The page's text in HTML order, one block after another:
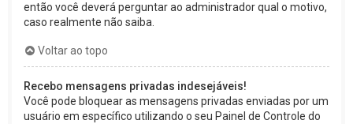
então você deverá perguntar ao administrador qual o motivo,
caso realmente não saiba.
Voltar ao topo
Recebo mensagens privadas indesejáveis!
Você pode bloquear as mensagens privadas enviadas por um
usuário em específico utilizando o seu Painel de Controle do